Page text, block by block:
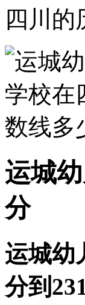
四川
运城
分
运城幼
分到